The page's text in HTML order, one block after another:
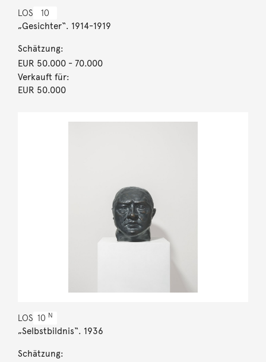
LOS 10
„Gesichter“. 1914-1919
Schätzung:
EUR 50.000- 70.000
Verkauft für:
EUR 50.000
LOS 10 N
„Selbstbildnis“. 1936
Schätzung: